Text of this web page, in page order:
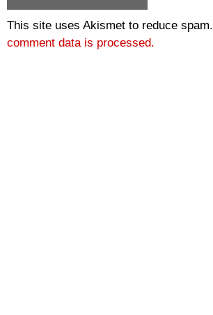
This site uses Akismet to reduce spam.
comment data is processed.